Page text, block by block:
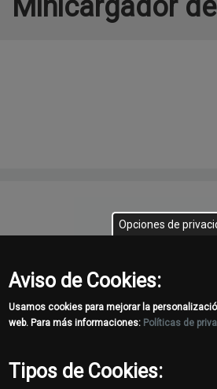
Minicargador
Opciones de
Aviso de Cookies:
Usamos cookies para mejorar la
web. Para más informaciones: Políticas de
Tipos de Cookies: